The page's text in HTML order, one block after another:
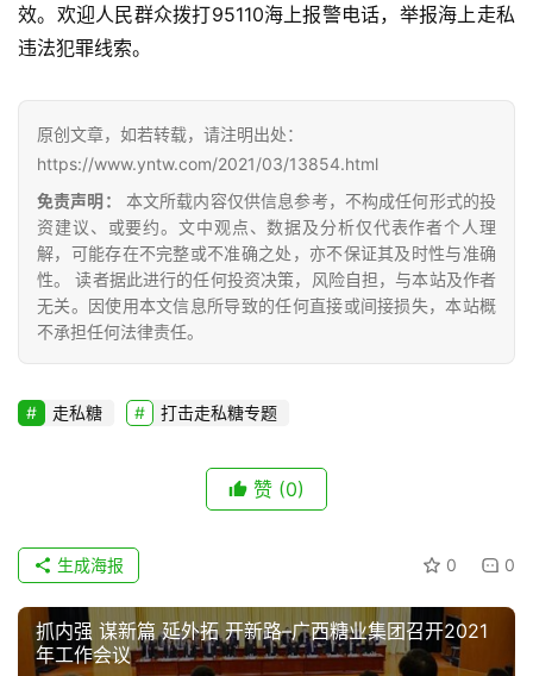
云
网
公
众
现
货
报
价
地
区
频
道
效。欢迎人民群众拨打95110海上报警电话，举报海上走私
违法犯罪线索。
原创文章，如若转载，请注明出处：
https://www.yntw.com/2021/03/13854.html
免责声明：
本文所载内容仅供信息参考，不构成任何形式的投
资建议、或要约。文中观点、数据及分析仅代表作者个人理
解，可能存在不完整或不准确之处，亦不保证其及时性与准确
性。 读者据此进行的任何投资决策，风险自担，与本站及作者
无关。因使用本文信息所导致的任何直接或间接损失，本站概
不承担任何法律责任。
走私糖 打击走私糖专题
赞 (0)
0 0
生成海报
抓内强 谋新篇 延外拓 开新路–广西糖业集团召开2021
年工作会议